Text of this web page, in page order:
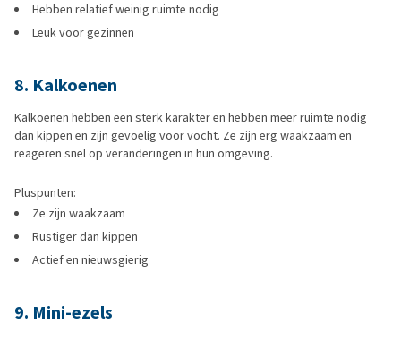
Hebben relatief weinig ruimte nodig
Leuk voor gezinnen
8. Kalkoenen
Kalkoenen hebben een sterk karakter en hebben meer ruimte nodig
dan kippen en zijn gevoelig voor vocht. Ze zijn erg waakzaam en
reageren snel op veranderingen in hun omgeving.
Pluspunten:
Ze zijn waakzaam
Rustiger dan kippen
Actief en nieuwsgierig
9. Mini-ezels